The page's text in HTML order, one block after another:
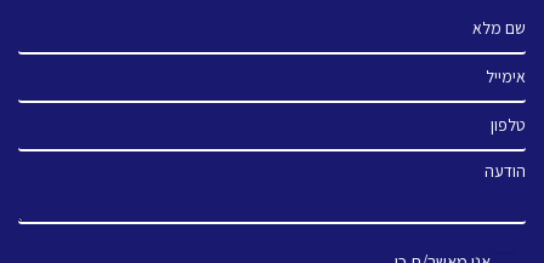
שם מלא
אימייל
טלפון
הודעה